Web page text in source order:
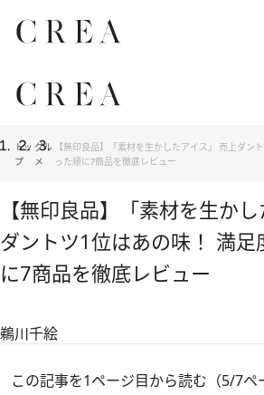
トッ
プ
グル
メ
【無印良品】「素材を生かしたアイス」 売上ダン
った順に7商品を徹底レビュー
【無印良品】「素材を生か
ダントツ1位はあの味！ 満足
に7商品を徹底レビュー
鵜川千絵
この記事を1ページ目から読む（5/7ペ